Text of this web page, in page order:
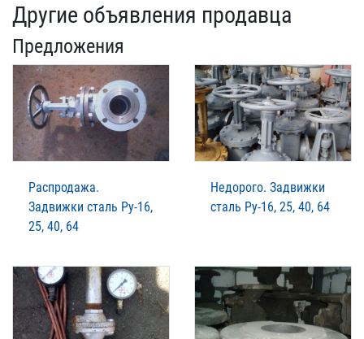
Другие объявления продавца
Предложения
Распродажа.
Задвижки сталь Ру-16,
25, 40, 64
Недорого. Задвижки
сталь Ру-16, 25, 40, 64